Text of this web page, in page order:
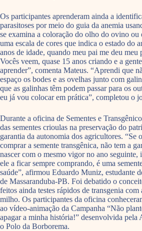
Os participantes aprenderam ainda a
parasitoses por meio do guia da anemia
se examina a coloração do olho do ovino ou
uma escala de cores que indica o estado do
anos de idade, quando meu pai me deu meu
Vocês veem, quase 15 anos criando e a
aprender”, comenta Mateus. “Aprendi que
espaço os bodes e as ovelhas junto com
que as galinhas têm podem passar para os
eu já vou colocar em prática”, completou o
Durante a oficina de Sementes e
das sementes crioulas na preservação do
garantia da autonomia dos agricultores. “Se
comprar a semente transgênica, não tem a
nascer com o mesmo vigor no ano seguinte,
ele a ficar sempre comprando, é uma
saúde”, afirmou Eduardo Muniz, estudante
de Massaranduba-PB. Foi debatido o
feitos ainda testes rápidos de transgenia com
milho. Os participantes da oficina
ao vídeo-animação da Campanha “Não
apagar a minha história!” desenvolvida pela
o Polo da Borborema.